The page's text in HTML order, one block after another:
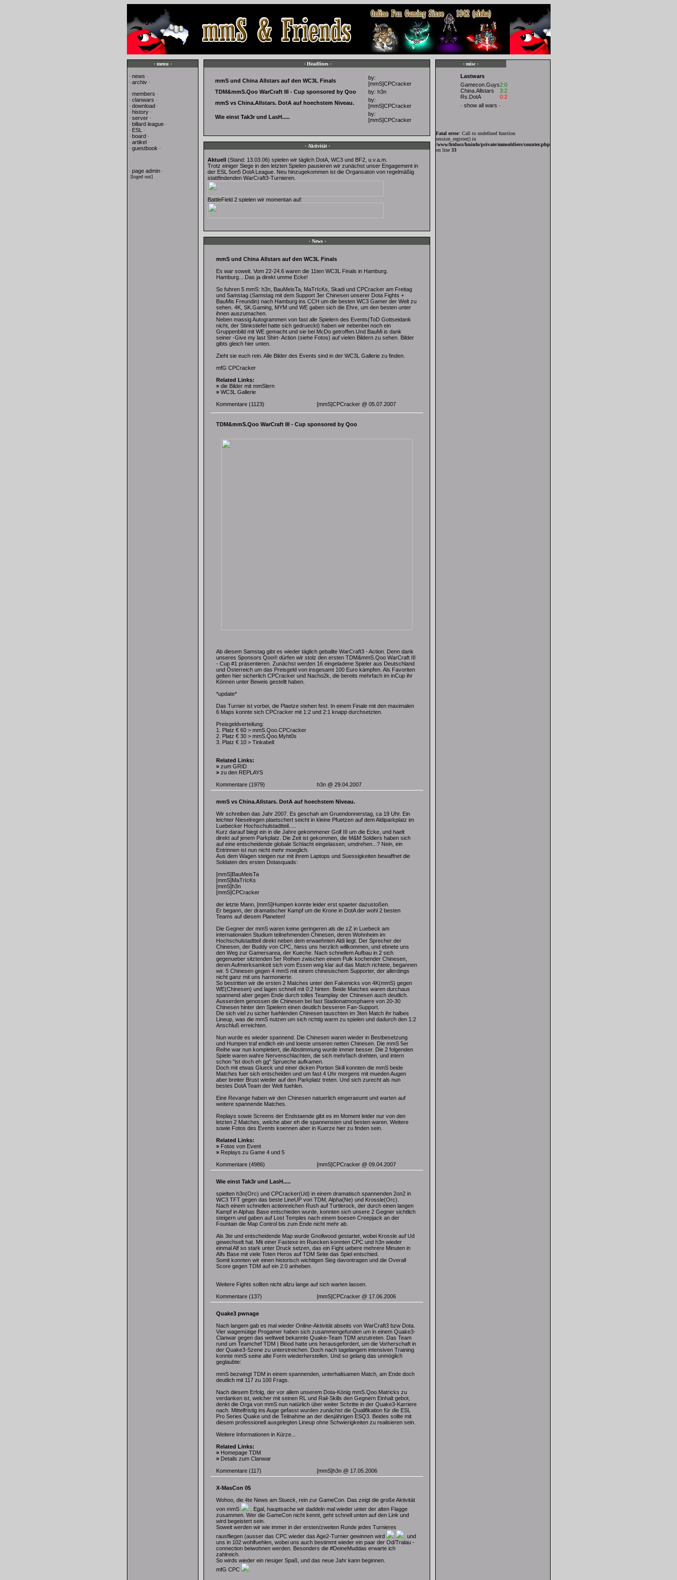
· menu ·
· news ·
· archiv·
· members ·
· clanwars ·
· download ·
· history·
· server·
· billard league·
· ESL
·
· board ·
· artikel ·
· guestbook ·
· page admin·
[loged out]
· Headlines ·
mmS und China Allstars auf den WC3L Finals
by:
[mmS]CPCracker
TDM&mmS.Qoo WarCraft III - Cup sponsored by Qoo
by: h3n
mmS vs China.Allstars. DotA auf hoechstem Niveau.
by:
[mmS]CPCracker
Wie einst Tak3r und LasH.....
by:
[mmS]CPCracker
· Aktivität ·
Aktuell(Stand: 13.03.06) spielen wir täglich DotA, WC3 und BF2, u.v.a.m.
Trotz einiger Siege in den letzten Spielen pausieren wir zunächst unser Engagement in
der ESL 5on5 DotA League. Neu hinzugekommen ist die Organsaton von regelmäßig
stattfindenden WarCraft3-Turnieren.
BattleField 2 spielen wir momentan auf:
· News ·
mmS und China Allstars auf den WC3L Finals
Es war soweit. Vom 22-24.6 waren die 11ten WC3L Finals in Hamburg.
Hamburg....Das ja direkt umme Ecke!
So fuhren 5 mmS: h3n, BauMeisTa, MaTrIcKs, Skadi und CPCracker am Freitag
und Samstag (Samstag mit dem Support 3er Chinesen unserer Dota Fights +
BauMis Freundin) nach Hamburg ins CCH um die besten WC3 Gamer der Welt zu
sehen. 4K, SK.Gaming, MYM und WE gaben sich die Ehre, um den besten unter
ihnen auszumachen.
Neben massig Autogrammen von fast alle Spielern des Events(ToD Gottseidank
nicht, der Stinkstiefel hatte sich gedrueckt) haben wir nebenbei noch ein
Gruppenbild mit WE gemacht und sie bei McDo getroffen.Und BauMi is dank
seiner -Give my last Shirt- Action (siehe Fotos) auf vielen Bildern zu sehen. Bilder
gibts gleich hier unten.
Zieht sie euch rein. Alle Bilder des Events sind in der WC3L Gallerie zu finden.
mfG CPCracker
Related Links:
» die Bilder mit mmSlern
» WC3L Gallerie
Kommentare(1123) [mmS]CPCracker@ 05.07.2007
TDM&mmS.Qoo WarCraft III - Cup sponsored by Qoo
Ab diesem Samstag gibt es wieder täglich geballte WarCraft3 - Action. Denn dank
unseres Sponsors Qoo® dürfen wir stolz den ersten TDM&mmS.Qoo WarCraft III
- Cup #1 präsentieren. Zunächst werden 16 eingeladene Spieler aus Deutschland
und Österreich um das Preisgeld von insgesamt 100 Euro kämpfen. Als Favoriten
gelten hier sicherlich CPCracker und Nacho2k, die bereits mehrfach im inCup ihr
Können unter Beweis gestellt haben.
*update*
Das Turnier ist vorbei, die Plaetze stehen fest. In einem Finale mit den maximalen
6 Maps konnte sich CPCracker mit 1:2 und 2:1 knapp durchsetzten.
Preisgeldverteilung:
1. Platz € 60 > mmS.Qoo.CPCracker
2. Platz € 30 > mmS.Qoo.Myht0s
3. Platz € 10 > Tinkabell
Related Links:
» zum GRID
» zu den REPLAYS
Kommentare(1979) h3n@ 29.04.2007
mmS vs China.Allstars. DotA auf hoechstem Niveau.
Wir schreiben das Jahr 2007. Es geschah am Gruendonnerstag, ca 19 Uhr. Ein
leichter Nieselregen plaetschert seicht in kleine Pfuetzen auf dem Aldiparkplatz im
Luebecker Hochschulstadtteil.....
Kurz darauf biegt ein in die Jahre gekommener Golf III um die Ecke, und haelt
direkt auf jenem Parkplatz. Die Zeit ist gekommen, die M&M Soldiers haben sich
auf eine entscheidende globale Schlacht eingelassen; umdrehen...? Nein, ein
Entrinnen ist nun nicht mehr moeglich.
Aus dem Wagen steigen nur mit ihrem Laptops und Suessigkeiten bewaffnet die
Soldaten des ersten Dotasquads:
[mmS]BauMeisTa
[mmS]MaTrIcKs
[mmS]h3n
[mmS]CPCracker
der letzte Mann, [mmS]Humpen konnte leider erst spaeter dazustoßen.
Er begann, der dramatischer Kampf um die Krone in DotA der wohl 2 besten
Teams auf diesem Planeten!
Die Gegner der mmS waren keine geringeren als die zZ in Luebeck am
internationalen Studium teilnehmenden Chinesen, deren Wohnheim im
Hochschulstadtteil direkt neben dem erwaehnten Aldi liegt. Der Sprecher der
Chinesen, der Buddy von CPC, hiess uns herzlich willkommen, und ebnete uns
den Weg zur Gamersarea, der Kueche. Nach schnellem Aufbau in 2 sich
gegenueber sitztenden 5er Reihen zwischen einem Pulk kochender Chinesen,
deren Aufmerksamkeit sich vom Essen weg klar auf das Match richtete, begannen
wir. 5 Chinesen gegen 4 mmS mit einem chinesischem Supporter, der allerdings
nicht ganz mit uns harmonierte.
So bestritten wir die ersten 2 Matches unter den Fakenicks von 4K(mmS) gegen
WE(Chinesen) und lagen schnell mit 0:2 hinten. Beide Matches waren durchaus
spannend aber gegen Ende durch tolles Teamplay der Chinesen auch deutlich.
Ausserdem genossen die Chinesen bei fast Stadionatmosphaere von 20-30
Chinesen hinter den Spielern einen deutlich besseren Fan-Support.
Die sich viel zu sicher fuehlenden Chinesen tauschten im 3ten Match ihr halbes
Lineup, was die mmS nutzen um sich richtig warm zu spielen und dadurch den 1:2
Anschluß erreichten.
Nun wurde es wieder spannend. Die Chinesen waren wieder in Bestbesetzung
und Humpen traf endlich ein und loeste unseren netten Chinesen. Die mmS 5er
Reihe war nun kompletiert, die Abstimmung wurde immer besser. Die 2 folgenden
Spiele waren wahre Nervenschlachten, die sich mehrfach drehten, und intern
schon "ist doch eh gg" Sprueche aufkamen.
Doch mit etwas Glueck und einer dicken Portion Skill konnten die mmS beide
Matches fuer sich entscheiden und um fast 4 Uhr morgens mit mueden Augen
aber breiter Brust wieder auf den Parkplatz treten. Und sich zurecht als nun
bestes DotA Team der Welt fuehlen.
Eine Revange haben wir den Chinesen natuerlich eingeraeumt und warten auf
weitere spannende Matches.
Replays sowie Screens der Endstaende gibt es im Moment leider nur von den
letzten 2 Matches, welche aber eh die spannensten und besten waren. Weitere
sowie Fotos des Events koennen aber in Kuerze hier zu finden sein.
Related Links:
» Fotos von Event
» Replays zu Game 4 und 5
Kommentare(4986) [mmS]CPCracker@ 09.04.2007
Wie einst Tak3r und LasH.....
spielten h3n(Orc) und CPCracker(Ud) in einem dramatisch spannenden 2on2 in
WC3 TFT gegen das beste LineUP von TDM, Alpha(Ne) und Krossle(Orc).
Nach einem schnellen actionreichen Rush auf Turtlerock, der durch einen langen
Kampf in Alphas Base entschieden wurde, konnten sich unsere 2 Gegner sichtlich
steigern und gaben auf Lost Temples nach einem boesen Creepjack an der
Fountain die Map Control bis zum Ende nicht mehr ab.
Als 3te und entscheidende Map wurde Gnollwood gestartet, wobei Krossle auf Ud
gewechselt hat. Mit einer Fastexe im Ruecken konnten CPC und h3n wieder
einmal Alf so stark unter Druck setzen, das ein Fight uebere mehrere Minuten in
Alfs Base mit viele Toten Heros auf TDM Seite das Spiel entschied.
Somit konnten wir einen historisch wichtigen Sieg davontragen und die Overall
Score gegen TDM auf ein 2:0 anheben.
Weitere Fights sollten nicht allzu lange auf sich warten lassen.
Kommentare(137) [mmS]CPCracker@ 17.06.2006
Quake3 pwnage
Nach langem gab es mal wieder Online-Aktivität abseits von WarCraft3 bzw Dota.
Vier wagemütige Progamer haben sich zusammengefunden um in einem Quake3-
Clanwar gegen das weltweit bekannte Quake-Team TDM anzutreten. Das Team
rund um Teamchef TDM | Blood hatte uns herausgefordert, um die Vorherschaft in
der Quake3-Szene zu unterstreichen. Doch nach tagelangem intensiven Training
konnte mmS seine alte Form wiederherstellen. Und so gelang das unmöglich
geglaubte:
mmS bezwingt TDM in einem spannenden, unterhaltsamen Match, am Ende doch
deutlich mit 117 zu 100 Frags.
Nach diesem Erfolg, der vor allem unserem Dota-König mmS.Qoo.Matricks zu
verdanken ist, welcher mit seinen RL und Rail-Skills den Gegnern Einhalt gebot,
denkt die Orga von mmS nun natürlich über weiter Schritte in der Quake3-Karriere
nach. Mittelfristig ins Auge gefasst wurden zunächst die Qualifikation für die ESL
Pro Series Quake und die Teilnahme an der diesjährigen ESQ3. Beides sollte mit
diesem professionell ausgelegten Lineup ohne Schwierigkeiten zu realisieren sein.
Weitere Informationen in Kürze...
Related Links:
» Homepage TDM
» Details zum Clanwar
Kommentare(117) [mmS]h3n@ 17.05.2006
X-MasCon 05
Wohoo, die 4te News am Stueck, rein zur GameCon. Das zeigt die große Aktivität
von mmS
. Egal, hauptsache wir daddeln mal wieder unter der alten Flagge
zusammen. Wer die GameCon nicht kennt, geht schnell unten auf den Link und
wird begeistert sein.
Soweit werden wir wie immer in der ersten/zweiten Runde jedes Turnieres
rausfliegen (ausser das CPC wieder das Age2-Turnier gewinnen wird
und
uns in 102 wohlfuehlen, wobei uns auch bestimmt wieder ein paar der Od/Tralau -
connection beiwohnen werden. Besonders die #DeineMuddas erwarte ich
zahlreich.
So wirds wieder ein riesiger Spaß, und das neue Jahr kann beginnen.
mfG CPC
· misc ·
Lastwars
Gamecon.Guys2:0
China.Allstars
3:2
Rs.DotA
0:2
· show all wars ·
Fatal error: Call to undefined function
session_register() in
/www/htdocs/hninfo/private/mmsoldiers/counter.php
on line 33